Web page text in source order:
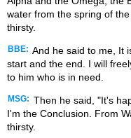
water from the spring of
thirsty.
BBE: And he said to me, It
start and the end. I will
to him who is in need.
MSG: Then he said, "It's
I'm the Conclusion. From
thirsty.